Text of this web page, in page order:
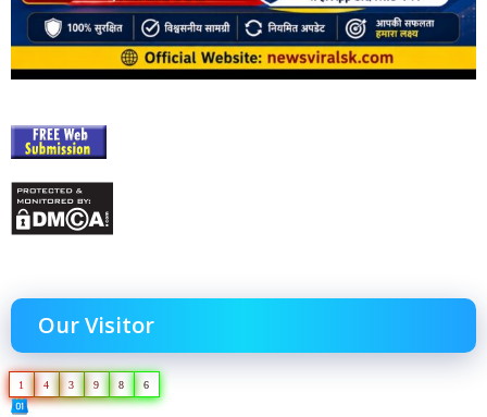
Our Visitor
1 4 3 9 8 6